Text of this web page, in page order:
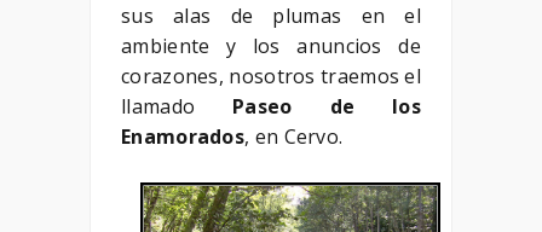
sus alas de plumas en el
ambiente y los anuncios de
corazones, nosotros traemos el
llamado Paseo de los
Enamorados, en Cervo.